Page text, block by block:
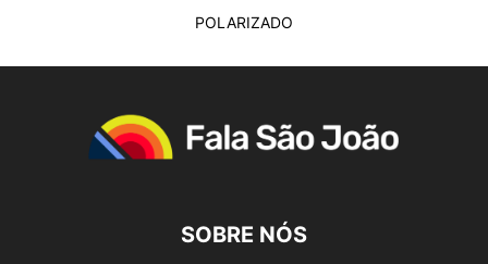
POLARIZADO
SOBRE NÓS